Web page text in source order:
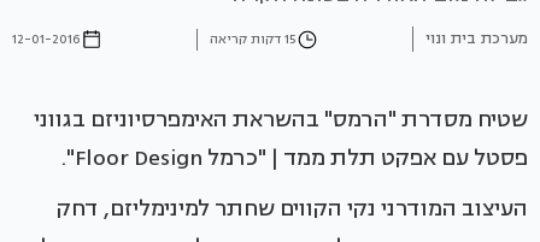
מערכת בית ונוי 15 דקות קריאה 12-01-2016
שטיח מסדרת "הרמס" בהשראת האימפרסיוניזם בגווני
פסטל עם אפקט תלת ממד | "כרמל Floor Design".
העיצוב המודרני נקי הקווים שחתר למינימליזם, דחק